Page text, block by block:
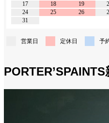
17
18 19
24
25 26
31
営業日 定休日 予
PORTER’SPAINTS